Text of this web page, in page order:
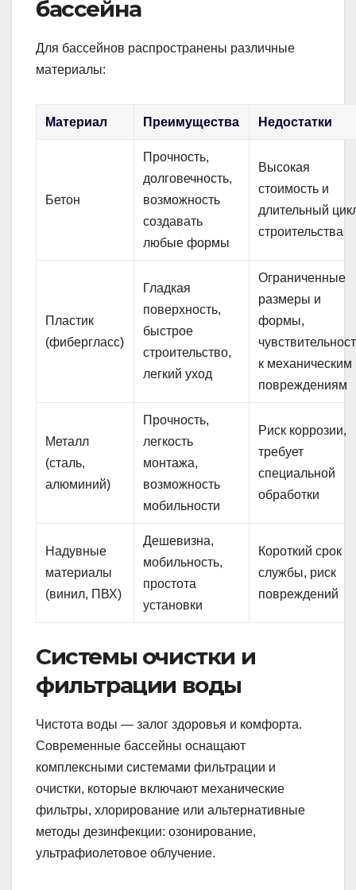
бассейна
Для бассейнов распространены различные
материалы:
Материал Преимущества Недостатки
Бетон
Прочность,
долговечность,
возможность
создавать
любые формы
Высокая
стоимость и
длительный
строительства
Пластик
(фибергласс)
Гладкая
поверхность,
быстрое
строительство,
легкий уход
Ограниченные
размеры и
формы,
к механическим
повреждениям
Металл
(сталь,
алюминий)
Прочность,
легкость
монтажа,
возможность
мобильности
Риск коррозии,
требует
специальной
обработки
Надувные
материалы
(винил, ПВХ)
Дешевизна,
мобильность,
простота
установки
Короткий срок
службы, риск
повреждений
Системы очистки и
фильтрации воды
Чистота воды — залог здоровья и комфорта.
Современные бассейны оснащают
комплексными системами фильтрации и
очистки, которые включают механические
фильтры, хлорирование или альтернативные
методы дезинфекции: озонирование,
ультрафиолетовое облучение.